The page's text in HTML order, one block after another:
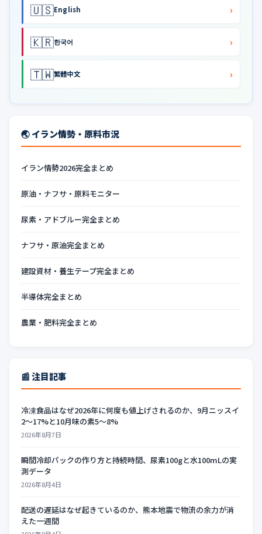
🇺🇸English ›
🇰🇷한국어 ›
🇹🇼繁體中文 ›
🌏 イラン情勢・原料市況
イラン情勢2026完全まとめ
原油・ナフサ・原料モニター
尿素・アドブルー完全まとめ
ナフサ・原油完全まとめ
建設資材・養生テープ完全まとめ
半導体完全まとめ
農業・肥料完全まとめ
📰 注目記事
冷凍食品はなぜ2026年に何度も値上げされるのか、9月ニッスイ
2〜17%と10月味の素5〜8%
2026年8月7日
瞬間冷却パックの作り方と持続時間、尿素100gと水100mLの実
測データ
2026年8月4日
配送の遅延はなぜ起きているのか、熊本地震で物流の余力が消
えた一週間